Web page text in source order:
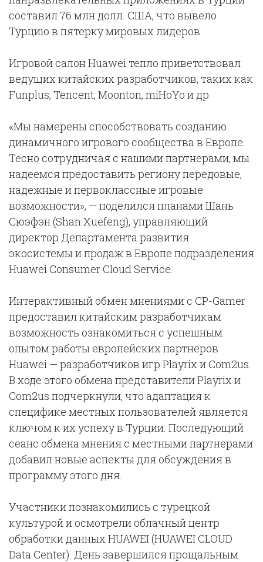
составил 76 млн долл. США, что вывело
Турцию в пятерку мировых лидеров.
Игровой салон Huawei тепло приветствовал
ведущих китайских разработчиков, таких как
Funplus, Tencent, Moonton, miHoYo и др.
«Мы намерены способствовать созданию
динамичного игрового сообщества в Европе.
Тесно сотрудничая с нашими партнерами, мы
надеемся предоставить региону передовые,
надежные и первоклассные игровые
возможности», — поделился планами Шань
Сюэфэн (Shan Xuefeng), управляющий
директор Департамента развития
экосистемы и продаж в Европе подразделения
Huawei Consumer Cloud Service.
Интерактивный обмен мнениями с CP-Gamer
предоставил китайским разработчикам
возможность ознакомиться с успешным
опытом работы европейских партнеров
Huawei — разработчиков игр Playrix и Com2us.
В ходе этого обмена представители Playrix и
Com2us подчеркнули, что адаптация к
специфике местных пользователей является
ключом к их успеху в Турции. Последующий
сеанс обмена мнения с местными партнерами
добавил новые аспекты для обсуждения в
программу этого дня.
Участники познакомились с турецкой
культурой и осмотрели облачный центр
обработки данных HUAWEI (HUAWEI CLOUD
Data Center). День завершился прощальным